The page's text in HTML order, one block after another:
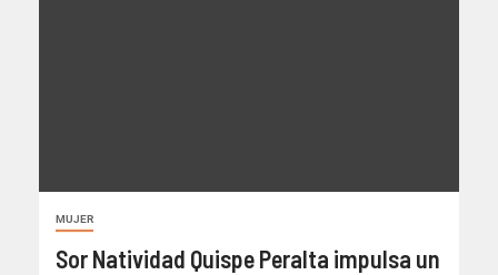
MUJER
Sor Natividad Quispe Peralta impulsa un